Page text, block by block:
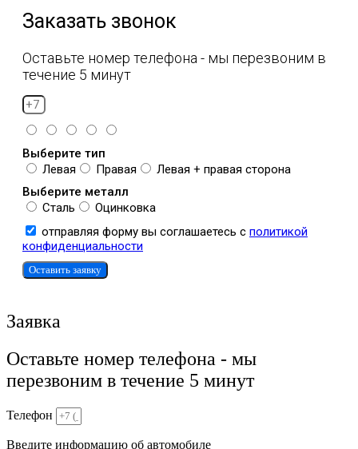
Заказать звонок
Оставьте номер телефона - мы перезвоним в
течение 5 минут
Выберите тип
Левая
Правая
Левая + правая сторона
Выберите металл
Сталь
Оцинковка
отправляя форму вы соглашаетесь с политикой
конфиденциальности
Оставить заявку
Заявка
Оставьте номер телефона - мы
перезвоним в течение 5 минут
Телефон
Введите информацию об автомобиле